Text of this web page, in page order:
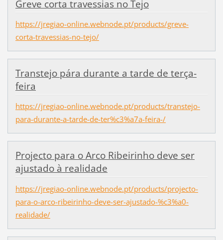
Greve corta travessias no Tejo
https://jregiao-online.webnode.pt/products/greve-
corta-travessias-no-tejo/
Transtejo pára durante a tarde de terça-
feira
https://jregiao-online.webnode.pt/products/transtejo-
para-durante-a-tarde-de-ter%c3%a7a-feira-/
Projecto para o Arco Ribeirinho deve ser
ajustado à realidade
https://jregiao-online.webnode.pt/products/projecto-
para-o-arco-ribeirinho-deve-ser-ajustado-%c3%a0-
realidade/